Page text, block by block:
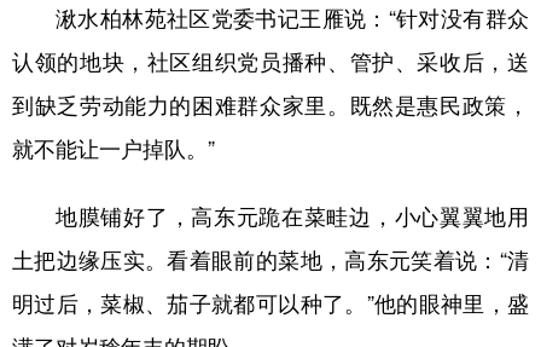
湫水柏林苑社区党委书记王雁说：“针对没有群众
认领的地块，社区组织党员播种、管护、采收后，送
到缺乏劳动能力的困难群众家里。既然是惠民政策，
就不能让一户掉队。”
地膜铺好了，高东元跪在菜畦边，小心翼翼地用
土把边缘压实。看着眼前的菜地，高东元笑着说：“清
明过后，菜椒、茄子就都可以种了。”他的眼神里，盛